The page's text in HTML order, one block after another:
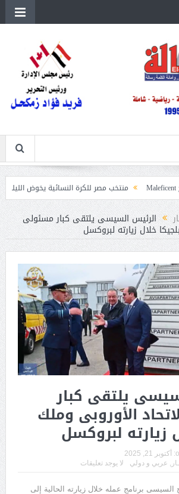
منتخب مصر للكرة النسائية يخوض الليلة مباراة وداع أمم
الرئيس السيسى يلتقى كبار مسئولى
خلال زيارته لبروكسل
يلتقى كبار
الأوروبى وملك
زيارته لبروكسل
أكتوبر 21, 2025
عربي و دولي لا يوجد تعليقات
السيسى برنامج عمله خلال زيارته الحالية إلى